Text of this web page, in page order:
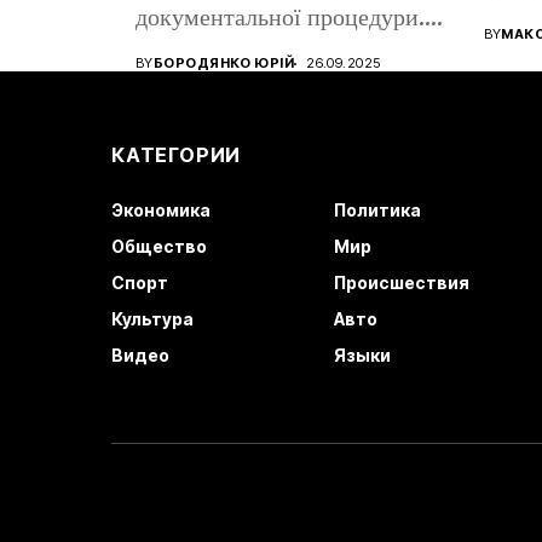
документальної процедури.
Від того, наскільки...
BYБОРОДЯНКО ЮРІЙ 26.09.2025
все
BY
КАТЕГОРИИ
Экономика
Политика
Общество
Мир
Спорт
Происшествия
Культура
Авто
Видео
Языки